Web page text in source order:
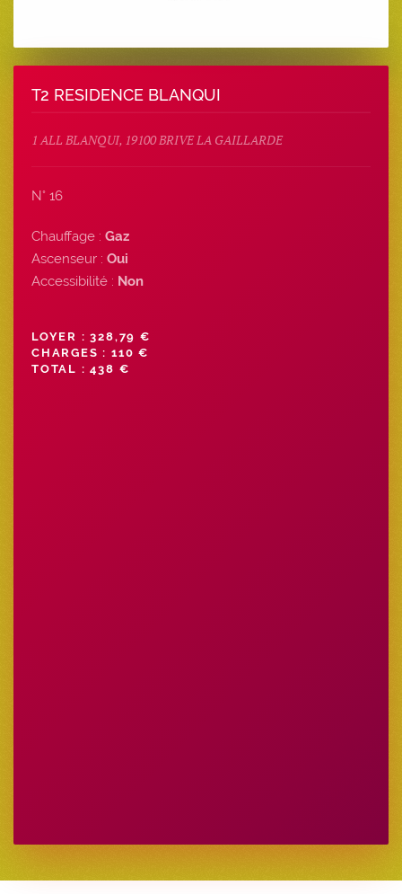
T2 RESIDENCE BLANQUI
1 ALL BLANQUI, 19100 BRIVE LA GAILLARDE
N° 16
Chauffage : Gaz
Ascenseur : Oui
Accessibilité : Non
LOYER : 328,79 €
CHARGES : 110 €
TOTAL : 438 €